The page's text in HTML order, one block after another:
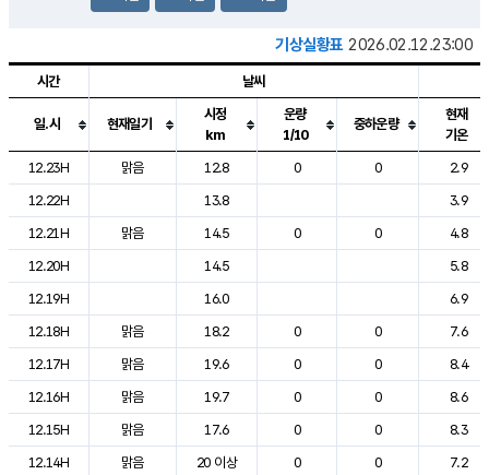
기상실황표 2026.02.12.23:00
도시별 기상실황표로 지점, 날씨, 기온, 강수, 바람, 기압등을 안내한 표입
시간 날씨
일.시 현재일기
시정
km
운량
1/10
중하운량
현재
기온
12.23H
맑음 12.8 0 0
2.9
12.22H
13.8
3.9
12.21H
맑음 14.5 0 0
4.8
12.20H
14.5
5.8
12.19H
16.0
6.9
12.18H
맑음 18.2 0 0
7.6
12.17H
맑음 19.6 0 0
8.4
12.16H
맑음 19.7 0 0
8.6
12.15H
맑음 17.6 0 0
8.3
12.14H
맑음 20 이상 0 0
7.2